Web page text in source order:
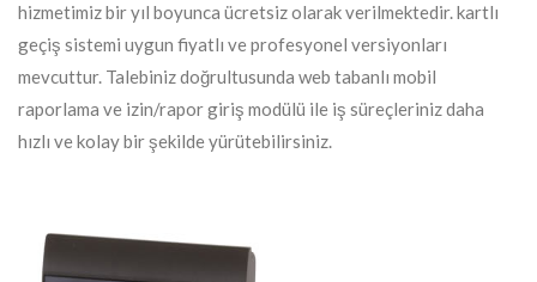
hizmetimiz bir yıl boyunca ücretsiz olarak verilmektedir. kartlı
geçiş sistemi uygun fiyatlı ve profesyonel versiyonları
mevcuttur. Talebiniz doğrultusunda web tabanlı mobil
raporlama ve izin/rapor giriş modülü ile iş süreçleriniz daha
hızlı ve kolay bir şekilde yürütebilirsiniz.